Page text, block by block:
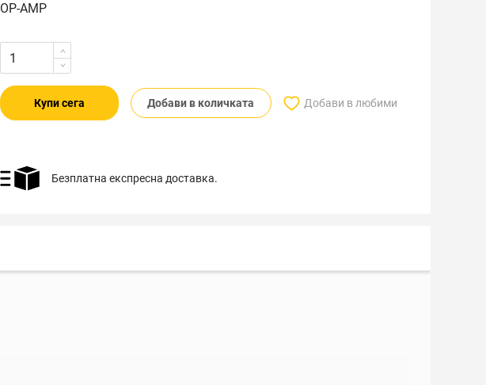
OP-AMP
Купи сега Добави в количката Добави в любими
Безплатна експресна доставка.